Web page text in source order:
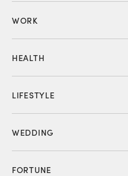
WORK
HEALTH
LIFESTYLE
WEDDING
FORTUNE